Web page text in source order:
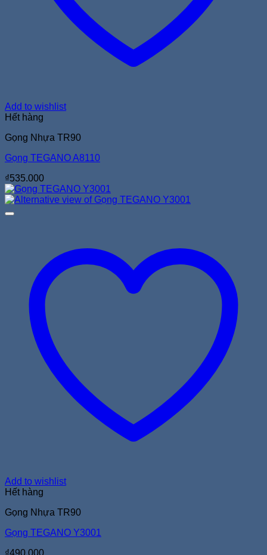
Add to wishlist
Hết hàng
Gọng Nhựa TR90
Gọng TEGANO A8110
₫535.000
Add to wishlist
Hết hàng
Gọng Nhựa TR90
Gọng TEGANO Y3001
₫490.000